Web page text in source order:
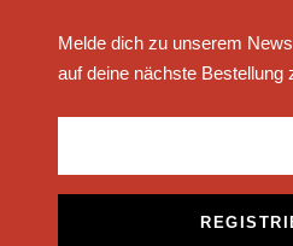
Melde dich zu unserem
auf deine nächste Bestellung